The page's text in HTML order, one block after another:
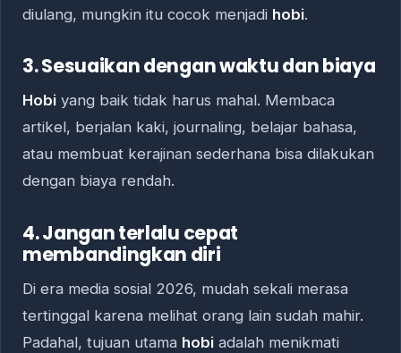
diulang, mungkin itu cocok menjadi hobi.
3. Sesuaikan dengan waktu dan biaya
Hobi yang baik tidak harus mahal. Membaca
artikel, berjalan kaki, journaling, belajar bahasa,
atau membuat kerajinan sederhana bisa dilakukan
dengan biaya rendah.
4. Jangan terlalu cepat
membandingkan diri
Di era media sosial 2026, mudah sekali merasa
tertinggal karena melihat orang lain sudah mahir.
Padahal, tujuan utama hobi adalah menikmati